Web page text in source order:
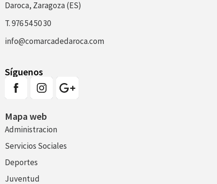
Daroca, Zaragoza (ES)
T. 976 54 50 30
info@comarcadedaroca.com
Síguenos
Mapa web
Administracion
Servicios Sociales
Deportes
Juventud